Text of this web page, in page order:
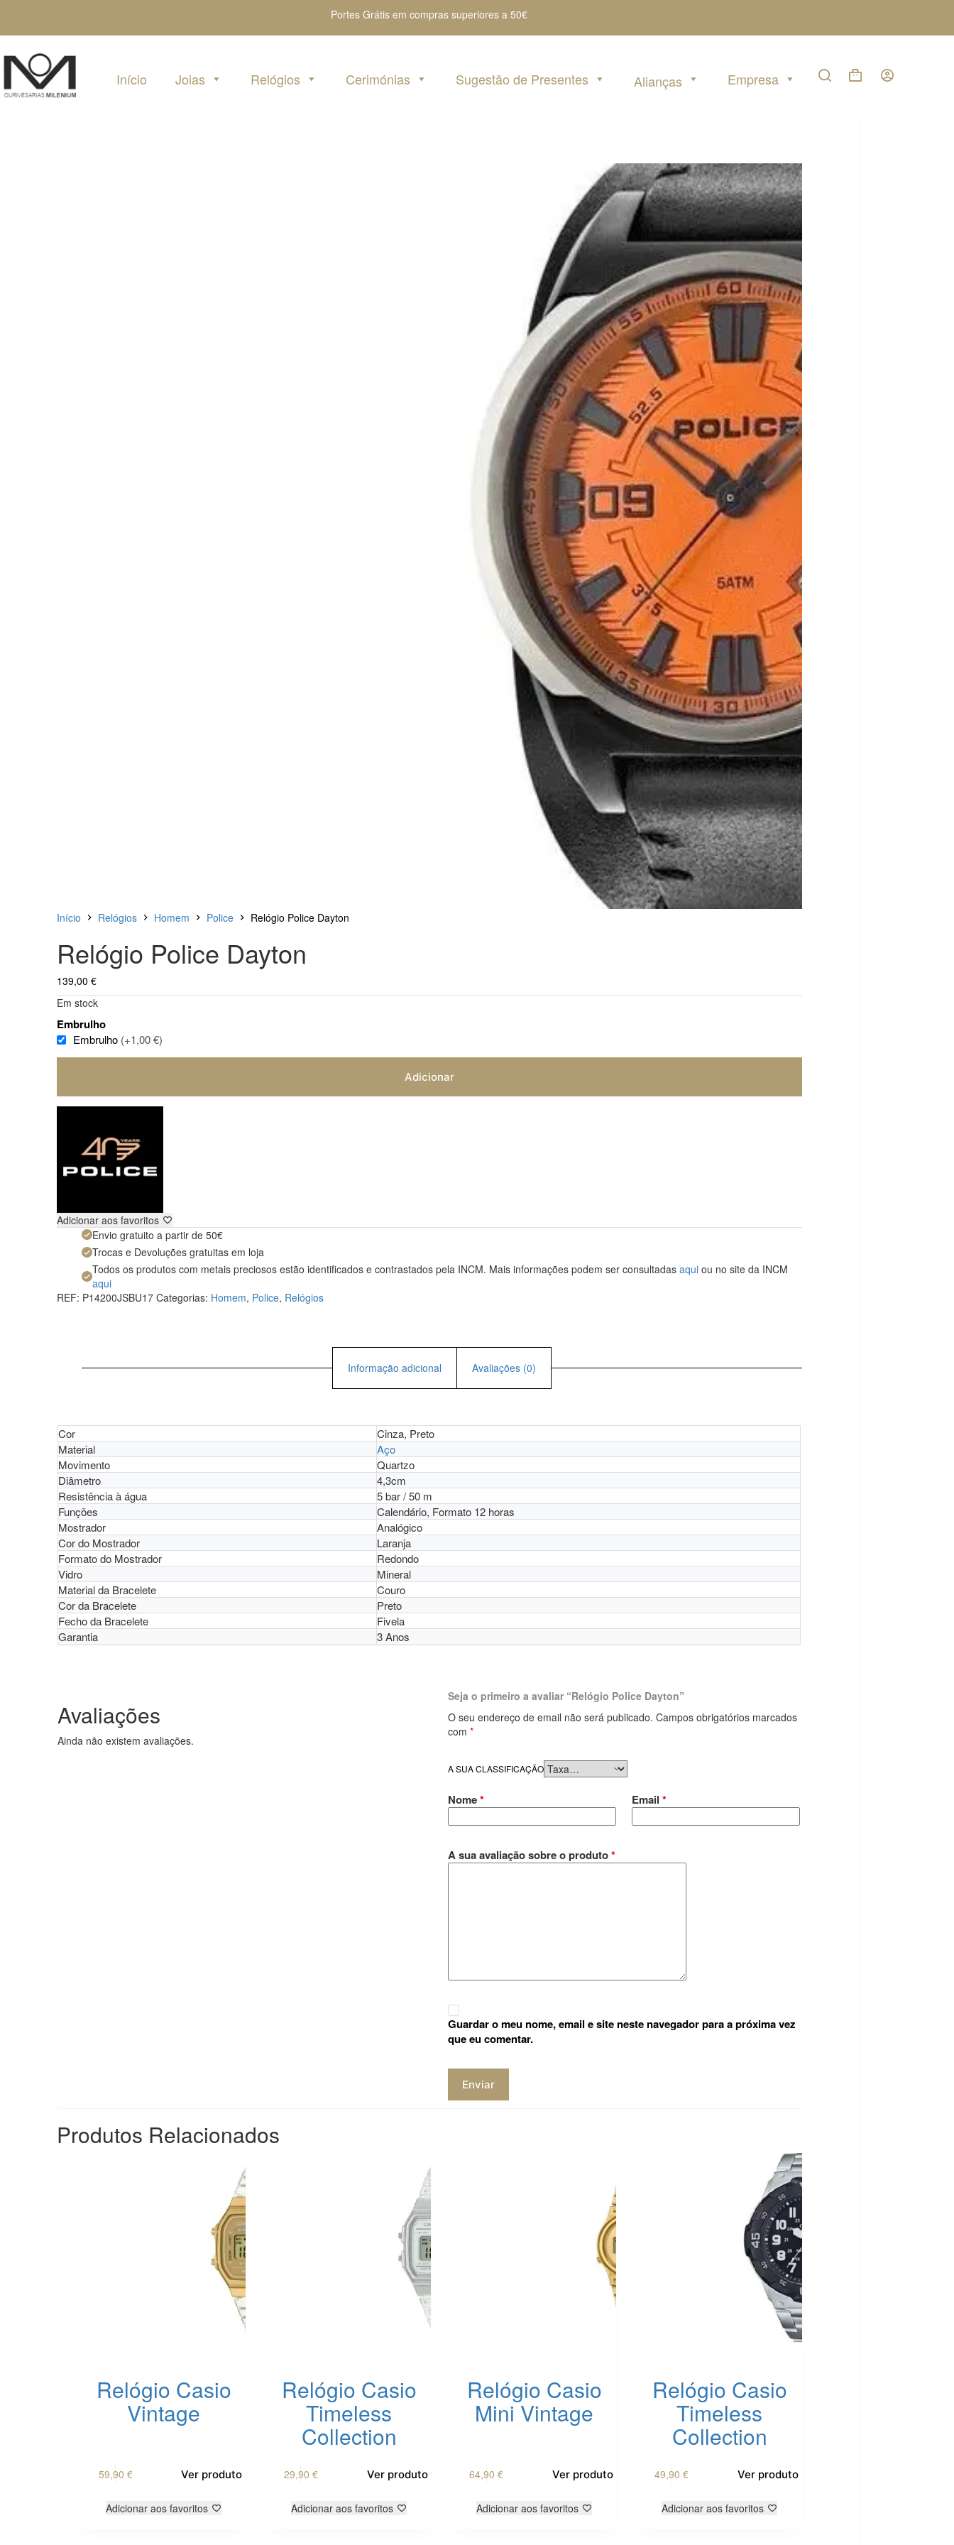
o
Portes Grátis em compras superiores a 50€
Início Joias Relógios Cerimónias Sugestão de Presentes Alianças Empresa
Carrinho
Início Relógios Homem Police Relógio Police Dayton
Relógio Police Dayton
139,00 €
Em stock
Embrulho
Embrulho (+1,00 €)
Adicionar
Adicionar aos favoritos
Envio gratuito a partir de 50€
Trocas e Devoluções gratuitas em loja
Todos os produtos com metais preciosos estão identificados e contrastados pela INCM. Mais informações podem ser consultadas aqui ou no site da INCM
aqui
REF: P14200JSBU17 Categorias: Homem, Police, Relógios
Informação adicional Avaliações (0)
Cor
Cinza, Preto
Material
Aço
Movimento
Quartzo
Diâmetro
4,3cm
Resistência à água
5 bar / 50 m
Funções
Calendário, Formato 12 horas
Mostrador
Analógico
Cor do Mostrador
Laranja
Formato do Mostrador
Redondo
Vidro
Mineral
Material da Bracelete
Couro
Cor da Bracelete
Preto
Fecho da Bracelete
Fivela
Garantia
3 Anos
Avaliações
Ainda não existem avaliações.
Seja o primeiro a avaliar “Relógio Police Dayton”
O seu endereço de email não será publicado. Campos obrigatórios marcados
com *
A SUA CLASSIFICAÇÃO
Nome* Email *
A sua avaliação sobre o produto*
Guardar o meu nome, email e site neste navegador para a próxima vez
que eu comentar.
Enviar
Produtos Relacionados
Relógio Casio
Vintage
59,90 € Ver produto
Adicionar aos favoritos
Relógio Casio
Timeless
Collection
29,90 € Ver produto
Adicionar aos favoritos
Relógio Casio
Mini Vintage
64,90€ Ver produto
Adicionar aos favoritos
Relógio Casio
Timeless
Collection
49,90€ Ver produto
Adicionar aos favoritos